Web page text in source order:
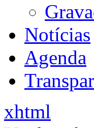
Notícias
Agenda
xhtml